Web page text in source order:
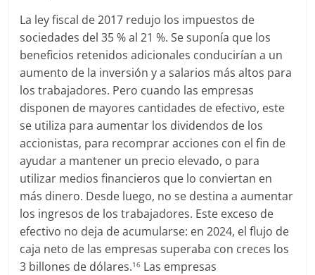
La ley fiscal de 2017 redujo los impuestos de
sociedades del 35 % al 21 %. Se suponía que los
beneficios retenidos adicionales conducirían a un
aumento de la inversión y a salarios más altos para
los trabajadores. Pero cuando las empresas
disponen de mayores cantidades de efectivo, este
se utiliza para aumentar los dividendos de los
accionistas, para recomprar acciones con el fin de
ayudar a mantener un precio elevado, o para
utilizar medios financieros que lo conviertan en
más dinero. Desde luego, no se destina a aumentar
los ingresos de los trabajadores. Este exceso de
efectivo no deja de acumularse: en 2024, el flujo de
caja neto de las empresas superaba con creces los
3 billones de dólares.16 Las empresas